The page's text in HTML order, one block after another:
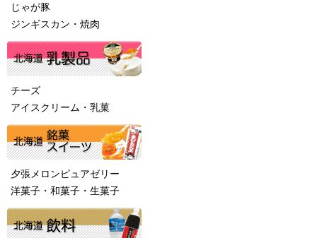
じゃが豚
ジンギスカン・焼肉
チーズ
アイスクリーム・乳菓
夕張メロンピュアゼリー
洋菓子・和菓子・生菓子